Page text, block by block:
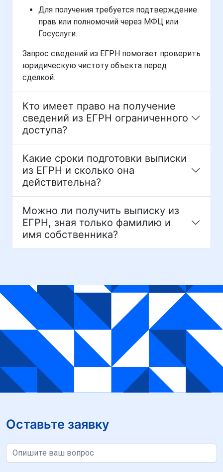
Для получения требуется подтверждение
прав или полномочий через МФЦ или
Госуслуги.
Запрос сведений из ЕГРН помогает проверить
юридическую чистоту объекта перед
сделкой.
Кто имеет право на получение
сведений из ЕГРН ограниченного
доступа?
Какие сроки подготовки выписки
из ЕГРН и сколько она
действительна?
Можно ли получить выписку из
ЕГРН, зная только фамилию и
имя собственника?
Оставьте заявку